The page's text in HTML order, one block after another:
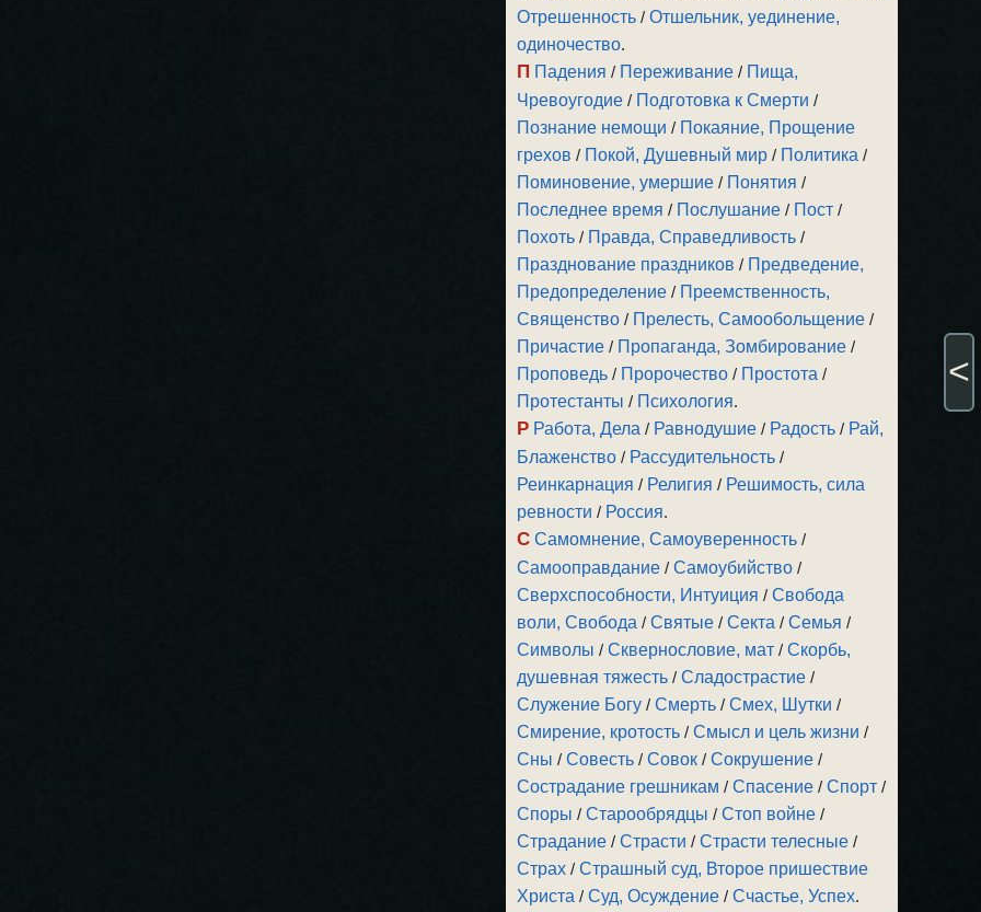
Отрешенность /Отшельник, уединение,
одиночество.
П Падения / Переживание / Пища,
Чревоугодие / Подготовка к Смерти /
Познание немощи / Покаяние, Прощение
грехов / Покой, Душевный мир / Политика /
Поминовение, умершие / Понятия /
Последнее время / Послушание / Пост /
Похоть / Правда, Справедливость /
Празднование праздников / Предведение,
Предопределение / Преемственность,
Священство / Прелесть, Самообольщение /
Причастие / Пропаганда, Зомбирование /
Проповедь / Пророчество / Простота /
Протестанты / Психология.
Р Работа, Дела / Равнодушие / Радость / Рай,
Блаженство / Рассудительность /
Реинкарнация / Религия / Решимость, сила
ревности / Россия.
С Самомнение, Самоуверенность /
Самооправдание /Самоубийство /
Сверхспособности, Интуиция /Свобода
воли, Свобода /Святые /Секта /Семья /
Символы /Сквернословие, мат /Скорбь,
душевная тяжесть /Сладострастие /
Служение Богу /Смерть /Смех, Шутки /
Смирение, кротость /Смысл и цель жизни /
Сны /Совесть /Совок /Сокрушение /
Сострадание грешникам /Спасение /Спорт /
Споры /Старообрядцы /Стоп войне /
Страдание /Страсти /Страсти телесные /
Страх /Страшный суд, Второе пришествие
Христа /Суд, Осуждение /Счастье, Успех.
<